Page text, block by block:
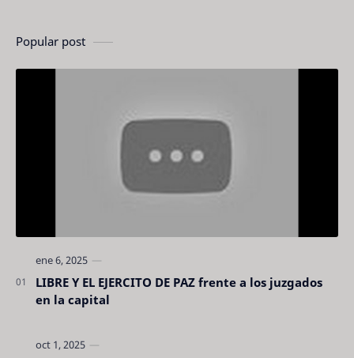
Popular post
LIBRE Y EL EJERCITO DE PAZ frente a los juzgados
en la capital